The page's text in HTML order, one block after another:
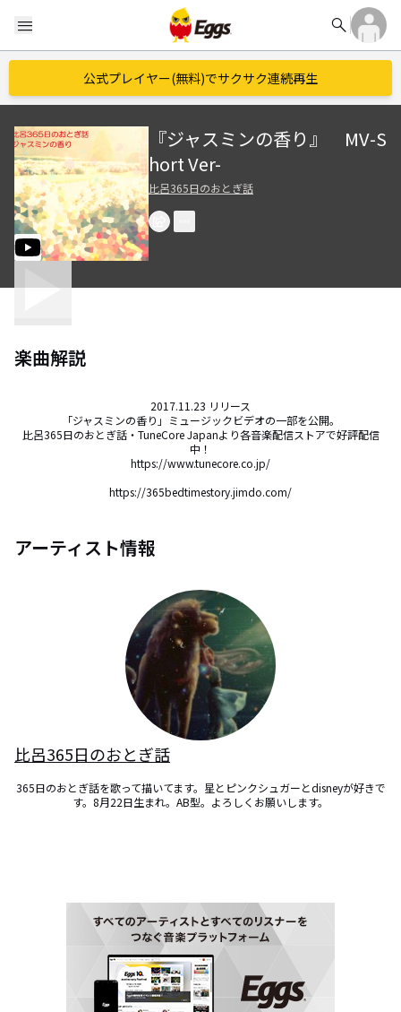
menu search
公式プレイヤー(無料)でサクサク連続再生
『ジャスミンの香り』 MV-S
hort Ver-
比呂365日のおとぎ話
楽曲解説
2017.11.23 リリース
「ジャスミンの香り」ミュージックビデオの一部を公開。
比呂365日のおとぎ話・TuneCore Japanより各音楽配信ストアで好評配信
中！
https://www.tunecore.co.jp/
https://365bedtimestory.jimdo.com/
アーティスト情報
比呂365日のおとぎ話
365日のおとぎ話を歌って描いてます。星とピンクシュガーとdisneyが好きで
す。8月22日生まれ。AB型。よろしくお願いします。